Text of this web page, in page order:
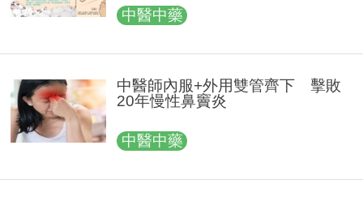
中醫中藥
中醫師內服+外用雙管齊下 擊敗
20年慢性鼻竇炎
中醫中藥